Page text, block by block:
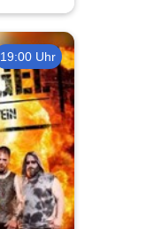
19:00 Uhr